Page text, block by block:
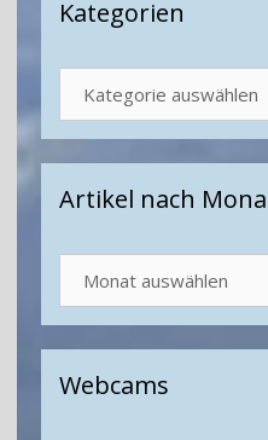
Kategorien
Artikel nach
nach
Monat
Webcams